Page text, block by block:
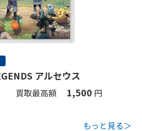
アルセウス
買取最高額 1,500 円
もっと見る＞